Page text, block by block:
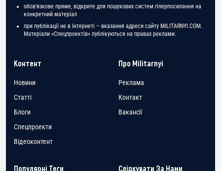
обов'язкове пряме, відкрите для пошукових систем гіперпосилання на
конкретний матеріал
при публікації не в Інтернеті – вказання адреси сайту MILITARNYI.COM.
Матеріали «Спецпроектів» публікуються на правах реклами.
Контент
Новини
Статті
Блоги
Спецпроекти
Відеоконтент
Про Militarnyi
Реклама
Контакт
Вакансії
Популярні Теги Слідкувати За Нами